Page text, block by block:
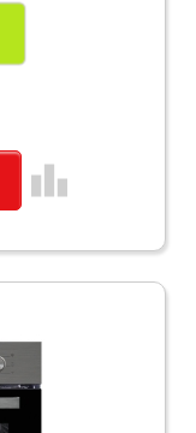
leaderboard